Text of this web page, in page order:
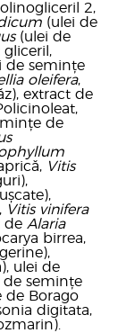
2,
(ulei de
(ulei de
gliceril,
de semințe
oleifera,
extract de
de
Vitis
Vitis vinifera
de Alaria
birrea,
ulei de
de semințe
de Borago
digitata,